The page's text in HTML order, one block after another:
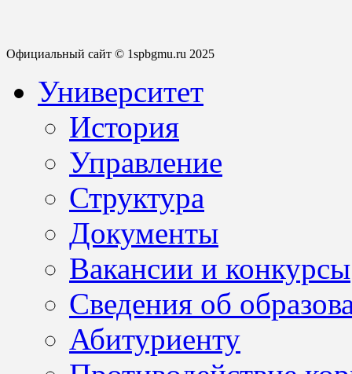
Официальный сайт © 1spbgmu.ru 2025
Университет
История
Управление
Структура
Документы
Вакансии и конкурсы
Сведения об
Абитуриенту